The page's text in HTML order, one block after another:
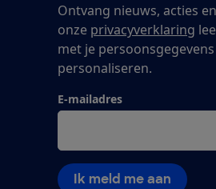
Ontvang nieuws, acties
onze privacyverklaring
met je
personaliseren.
E-mailadres
Ik meld me aan